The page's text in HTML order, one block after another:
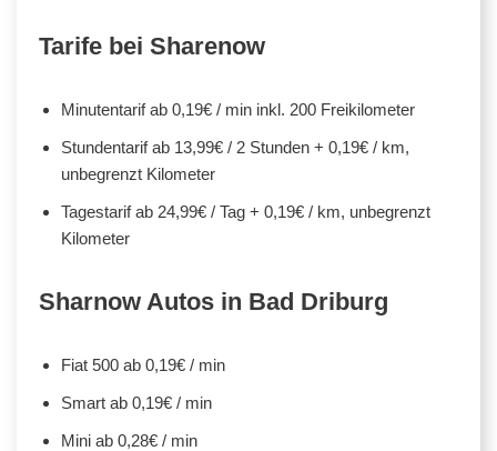
Tarife bei Sharenow
Minutentarif ab 0,19€ / min inkl. 200 Freikilometer
Stundentarif ab 13,99€ / 2 Stunden + 0,19€ / km,
unbegrenzt Kilometer
Tagestarif ab 24,99€ / Tag + 0,19€ / km, unbegrenzt
Kilometer
Sharnow Autos in Bad Driburg
Fiat 500 ab 0,19€ / min
Smart ab 0,19€ / min
Mini ab 0,28€ / min